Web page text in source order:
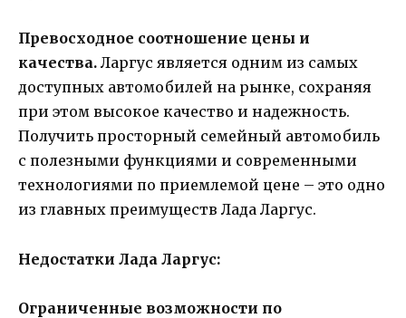
Превосходное соотношение цены и
качества. Ларгус является одним из самых
доступных автомобилей на рынке, сохраняя
при этом высокое качество и надежность.
Получить просторный семейный автомобиль
с полезными функциями и современными
технологиями по приемлемой цене – это одно
из главных преимуществ Лада Ларгус.
Недостатки Лада Ларгус:
Ограниченные возможности по